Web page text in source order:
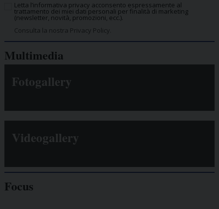
Letta l’informativa privacy acconsento espressamente al
trattamento dei miei dati personali per finalità di marketing
(newsletter, novità, promozioni, ecc.).
Consulta la nostra Privacy Policy.
Multimedia
Fotogallery
Videogallery
Focus